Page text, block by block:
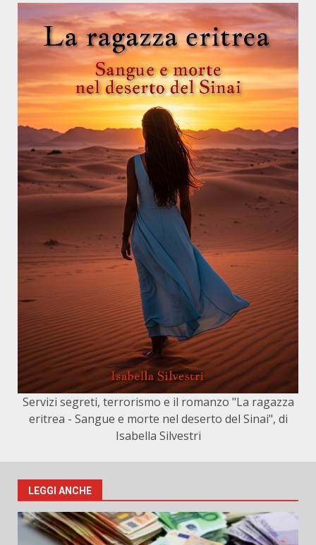
Servizi segreti, terrorismo e il romanzo "La ragazza
eritrea - Sangue e morte nel deserto del Sinai", di
Isabella Silvestri
LEGGI ANCHE